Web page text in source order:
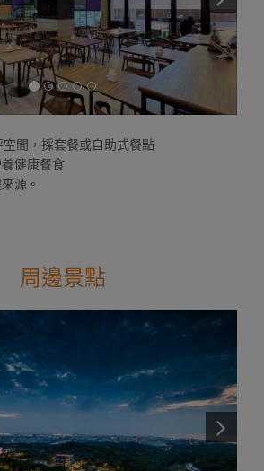
間，採套餐或自助式餐點
健康餐食
源。
周邊景點